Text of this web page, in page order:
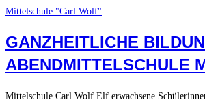
Mittelschule "Carl Wolf"
GANZHEITLICHE
ABENDMITTELSCHULE
Mittelschule Carl Wolf Elf erwachsene